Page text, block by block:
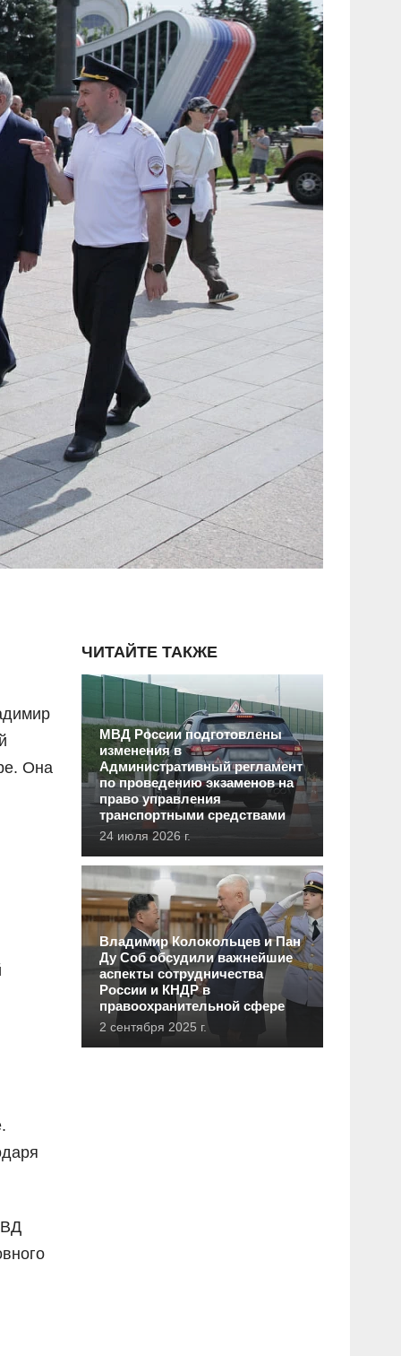
Она
ЧИТАЙТЕ ТАКЖЕ
МВД России подготовлены
изменения в
Административный регламент
по проведению экзаменов на
право управления
транспортными средствами
24 июля 2026 г.
Владимир Колокольцев и Пан
Ду Соб обсудили важнейшие
аспекты сотрудничества
России и КНДР в
правоохранительной сфере
2 сентября 2025 г.